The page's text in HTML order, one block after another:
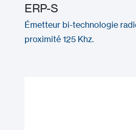
ERP-S
Émetteur bi-technologie
proximité 125 Khz.